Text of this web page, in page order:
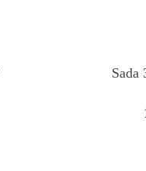
Sada